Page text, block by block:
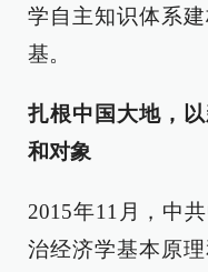
学自主知识体系
基。
扎根中国大地，
和对象
2015年11月，中
治经济学基本原